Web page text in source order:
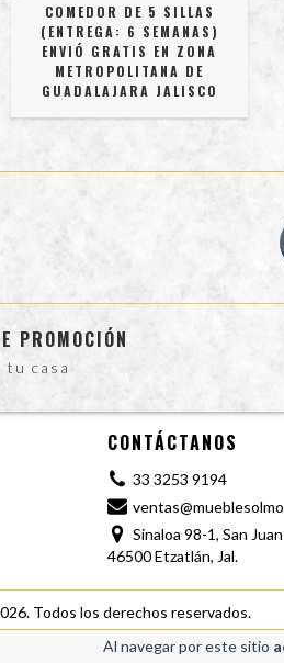
Al navegar por este sitio
COMEDOR DE 5 SILLAS
(ENTREGA: 6 SEMANAS)
ENVIÓ GRATIS EN ZONA
METROPOLITANA DE
GUADALAJARA JALISCO
PROMOCIÓN
tu casa
CONTÁCTANOS
33 3253 9194
Sinaloa 98-1, San
46500 Etzatlán, Jal.
Todos los derechos reservados.